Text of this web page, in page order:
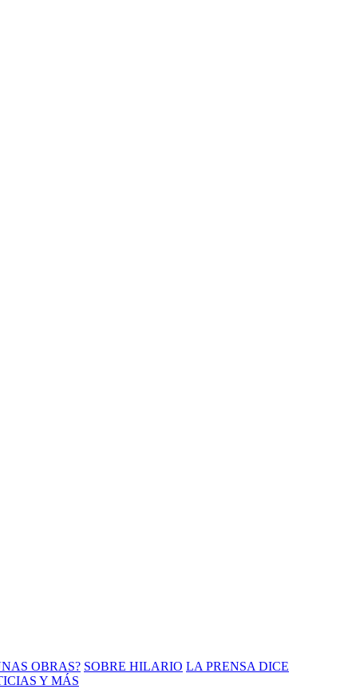
OBRAS? SOBRE HILARIO LA PRENSA DICE
Y MÁS